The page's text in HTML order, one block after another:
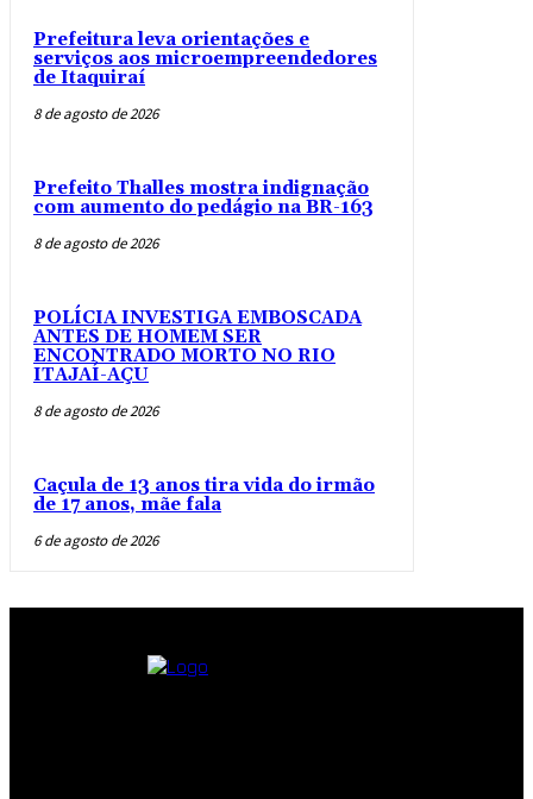
Prefeitura leva orientações e
serviços aos microempreendedores
de Itaquiraí
8 de agosto de 2026
Prefeito Thalles mostra indignação
com aumento do pedágio na BR-163
8 de agosto de 2026
POLÍCIA INVESTIGA EMBOSCADA
ANTES DE HOMEM SER
ENCONTRADO MORTO NO RIO
ITAJAÍ-AÇU
8 de agosto de 2026
Caçula de 13 anos tira vida do irmão
de 17 anos, mãe fala
6 de agosto de 2026